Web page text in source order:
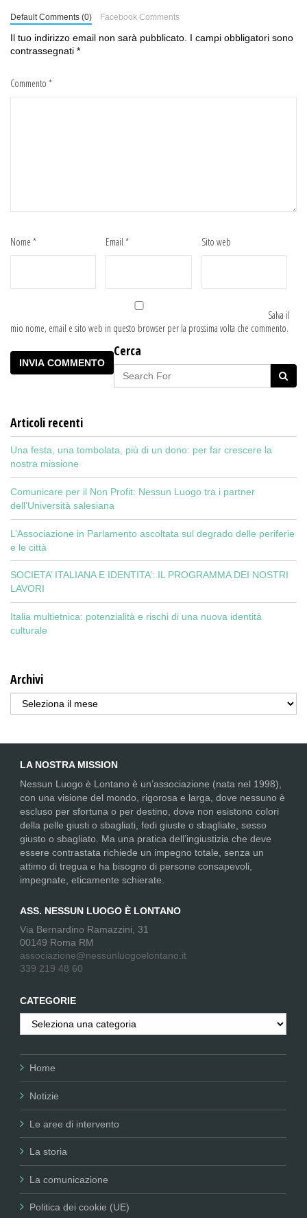
Default Comments (0) Facebook Comments
Il tuo indirizzo email non sarà pubblicato. I campi obbligatori sono
contrassegnati *
Commento *
Nome * Email* Sito web
Salva il
mio nome, email e sito web in questo browser per la prossima volta che commento.
Cerca
Articoli recenti
Una festa, una tombolata, più di un dono: per far crescere la
nostra missione
Comunicare per il Non Profit: Nessun Luogo tra i partner
dell’Università salesiana
L’Associazione in Parlamento ascoltata sul degrado delle periferie
e le città
SOCIETA’ ITALIANA E IDENTITA’: IL PROGRAMMA DEI NOSTRI
LAVORI
Italia multietnica: potenzialità e rischi di una nuova identità
culturale
Archivi
Archivi
LA NOSTRA MISSION
Nessun Luogo è Lontano è un’associazione (nata nel 1998),
con una visione del mondo, rigorosa e larga, dove nessuno è
escluso per sfortuna o per destino, dove non esistono colori
della pelle giusti o sbagliati, fedi giuste o sbagliate, sesso
giusto o sbagliato. Ma una pratica dell’ingiustizia che deve
essere contrastata richiede un impegno totale, senza un
attimo di tregua e ha bisogno di persone consapevoli,
impegnate, eticamente schierate.
ASS. NESSUN LUOGO È LONTANO
Via Bernardino Ramazzini, 31
00149 Roma RM
associazione@nessunluogoelontano.it
339 219 48 60
CATEGORIE
Categorie
Home
Notizie
Le aree di intervento
La storia
La comunicazione
Politica dei cookie (UE)